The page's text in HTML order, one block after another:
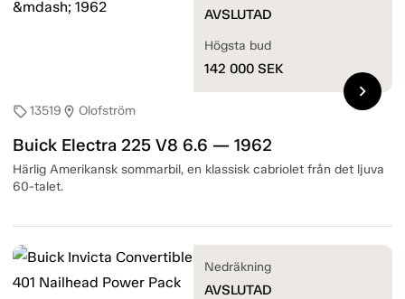
sell13519 location_on Olofström
Buick Electra 225 V8 6.6 — 1962
Härlig Amerikansk sommarbil, en klassisk cabriolet från det ljuva
60-talet.
AVSLUTAD
Högsta bud
142 000 SEK
chevron_right
Nedräkning
AVSLUTAD